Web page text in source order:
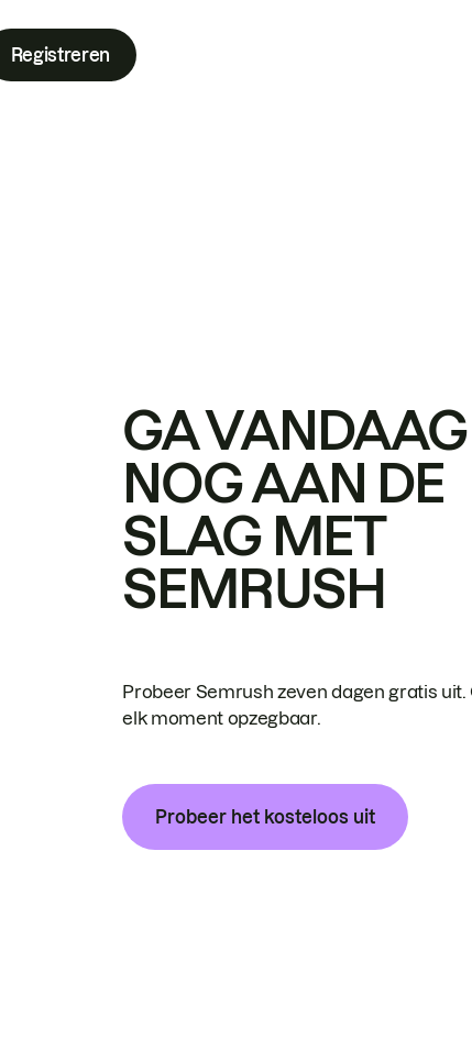
Registreren
GA VANDAAG
NOG AAN DE
SLAG MET
SEMRUSH
Probeer Semrush zeven dagen gratis uit.
elk moment opzegbaar.
Probeer het kosteloos uit